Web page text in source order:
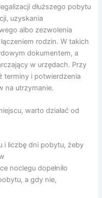
dłuższego pobytu
uzyskania
albo zezwolenia
rodzin. W takich
dokumentem, a
w urzędach. Przy
terminy i potwierdzenia
na utrzymanie.
warto działać od
i liczbę dni pobytu, żeby
noclegu dopełniło
a gdy nie,